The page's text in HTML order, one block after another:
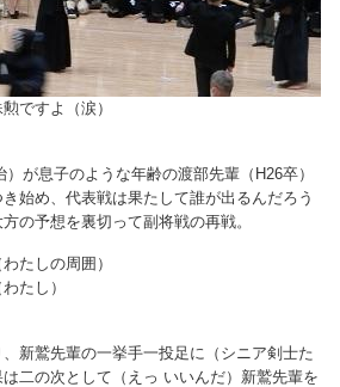
ですよ（涙）
が息子のような年齢の渡部先輩（H26卒）
始め、代表戦は果たして誰が出るんだろう
の予想を裏切って副将戦の再戦。
たしの周囲）
たし）
新鷲先輩の一挙手一投足に（シニア剣士た
二の次として（えっ いいんだ）新鷲先輩を